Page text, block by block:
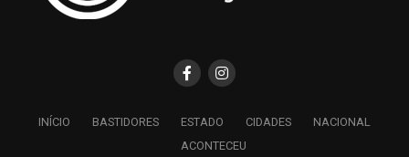
INÍCIO BASTIDORES ESTADO CIDADES
NACIONAL
ACONTECEU